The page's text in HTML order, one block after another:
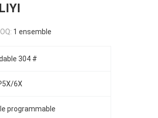
1 ensemble
304 #
6X
programmable